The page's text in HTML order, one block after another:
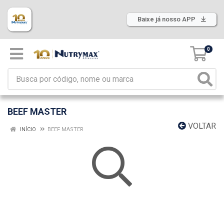
Baixe já nosso APP
0
BEEF MASTER
VOLTAR
INÍCIO BEEF MASTER